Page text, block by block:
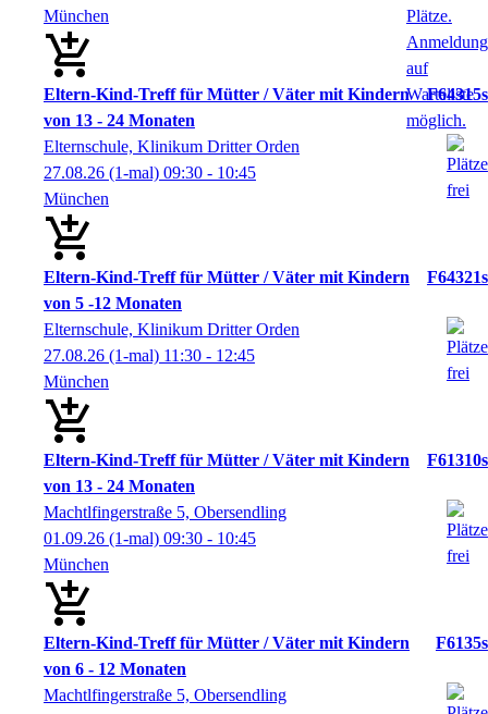
München
Eltern-Kind-Treff für Mütter / Väter mit Kindern
von 13 - 24 Monaten
F64315s
Elternschule, Klinikum Dritter Orden
27.08.26 (1-mal) 09:30 - 10:45
München
Eltern-Kind-Treff für Mütter / Väter mit Kindern
von 5 -12 Monaten
F64321s
Elternschule, Klinikum Dritter Orden
27.08.26 (1-mal) 11:30 - 12:45
München
Eltern-Kind-Treff für Mütter / Väter mit Kindern
von 13 - 24 Monaten
F61310s
Machtlfingerstraße 5, Obersendling
01.09.26 (1-mal) 09:30 - 10:45
München
Eltern-Kind-Treff für Mütter / Väter mit Kindern
von 6 - 12 Monaten
F6135s
Machtlfingerstraße 5, Obersendling